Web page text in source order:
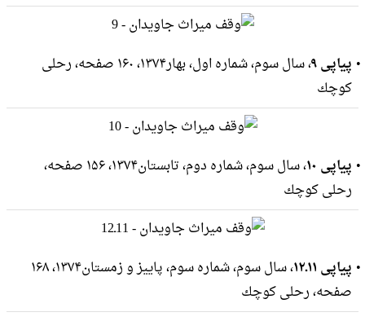
پیاپی ۹
، سال سوم، شماره اول، بهار۱۳۷۴، ۱۶۰ صفحه، رحلى
كوچك
پیاپی ۱۰
، سال سوم، شماره دوم، تابستان۱۳۷۴، ۱۵۶ صفحه،
رحلى كوچك
پیاپی ۱۱ـ۱۲
، سال سوم، شماره سوم، پاییز و زمستان۱۳۷۴، ۱۶۸
صفحه، رحلى كوچك